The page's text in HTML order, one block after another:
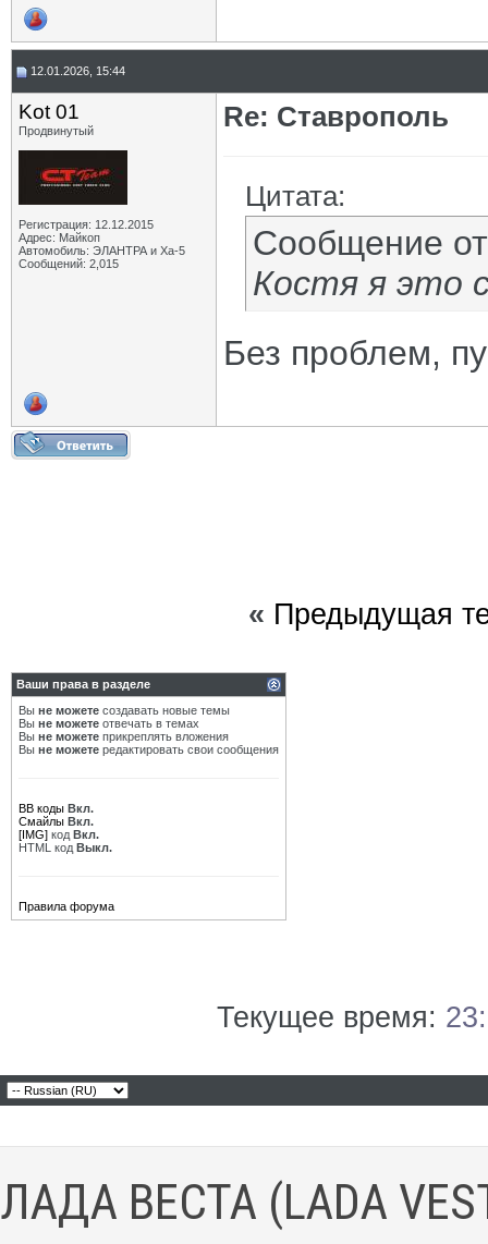
12.01.2026, 15:44
Kot 01
Продвинутый
Регистрация: 12.12.2015
Адрес: Майкоп
Автомобиль: ЭЛАНТРА и Ха-5
Сообщений: 2,015
Re: Ставрополь
Цитата:
Сообщение
Костя я это
Без проблем,
« Предыдущая
Ваши права в разделе
Вы не можете создавать новые темы
Вы не можете отвечать в темах
Вы не можете прикреплять вложения
Вы не можете редактировать свои сообщения
BB коды Вкл.
Смайлы Вкл.
[IMG] код Вкл.
HTML код Выкл.
Правила форума
Текущее время:
ЛАДА ВЕСТА (LADA